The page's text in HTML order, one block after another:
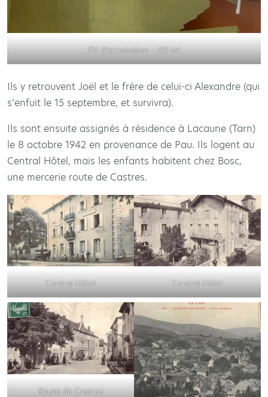
PV d’arrestation – AD 64
Ils y retrouvent Joël et le frère de celui-ci Alexandre (qui
s’enfuit le 15 septembre, et survivra).
Ils sont ensuite assignés à résidence à Lacaune (Tarn)
le 8 octobre 1942 en provenance de Pau. Ils logent au
Central Hôtel, mais les enfants habitent chez Bosc,
une mercerie route de Castres.
Central Hôtel Central Hôtel
Route de Castres